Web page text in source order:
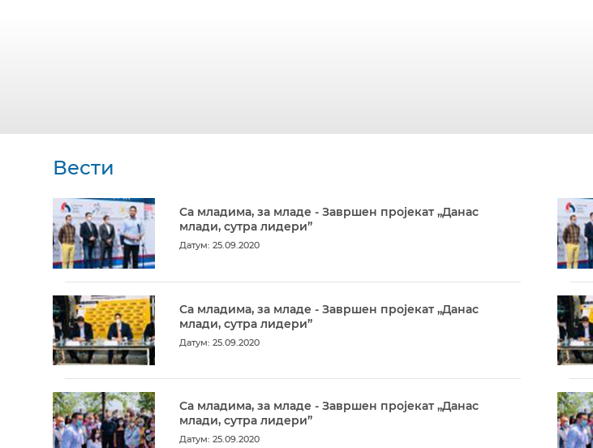
Вести
Са младима, за младе - Завршен пројекат „Данас
млади, сутра лидери”
Датум: 25.09.2020
Са младима, за младе - Завршен пројекат „Данас
млади, сутра лидери”
Датум: 25.09.2020
Са младима, за младе - Завршен пројекат „Данас
млади, сутра лидери”
Датум: 25.09.2020